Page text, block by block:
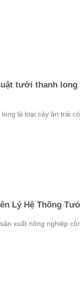
tưới thanh
long là loại cây ăn trái
Lý Hệ Thống
xuất nông nghiệp